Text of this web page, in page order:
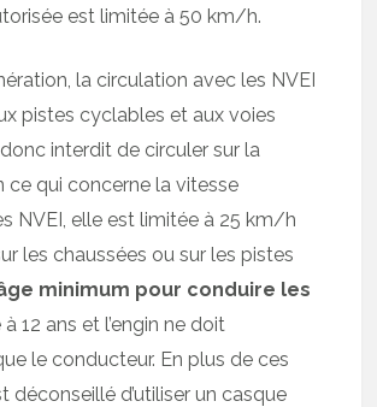
est limitée à 50 km/h.
la circulation avec les NVEI
pistes cyclables et aux voies
interdit de circuler sur la
ce qui concerne la vitesse
NVEI, elle est limitée à 25 km/h
les chaussées ou sur les pistes
minimum pour conduire les
12 ans et l’engin ne doit
le conducteur. En plus de ces
déconseillé d’utiliser un casque